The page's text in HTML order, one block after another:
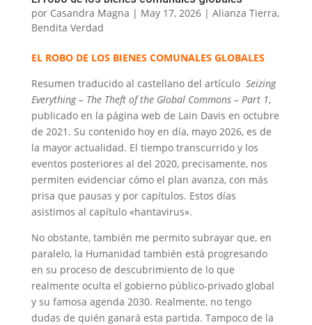
por Casandra Magna | May 17, 2026| Alianza Tierra,
Bendita Verdad
EL ROBO DE LOS BIENES COMUNALES GLOBALES
Resumen traducido al castellano del artículo Seizing
Everything – The Theft of the Global Commons – Part 1,
publicado en la página web de Lain Davis en octubre
de 2021. Su contenido hoy en día, mayo 2026, es de
la mayor actualidad. El tiempo transcurrido y los
eventos posteriores al del 2020, precisamente, nos
permiten evidenciar cómo el plan avanza, con más
prisa que pausas y por capítulos. Estos días
asistimos al capítulo «hantavirus».
No obstante, también me permito subrayar que, en
paralelo, la Humanidad también está progresando
en su proceso de descubrimiento de lo que
realmente oculta el gobierno público-privado global
y su famosa agenda 2030. Realmente, no tengo
dudas de quién ganará esta partida. Tampoco de la